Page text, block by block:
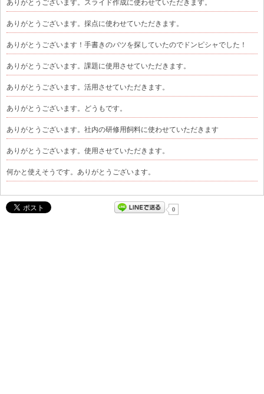
ありがとうございます。スライド作成に使わせていただきます。
ありがとうございます。採点に使わせていただきます。
ありがとうございます！手書きのバツを探していたのでドンピシャでした！
ありがとうございます。課題に使用させていただきます。
ありがとうございます。活用させていただきます。
ありがとうございます。どうもです。
ありがとうございます。社内の研修用飼料に使わせていただきます
ありがとうございます。使用させていただきます。
何かと使えそうです。ありがとうございます。
0